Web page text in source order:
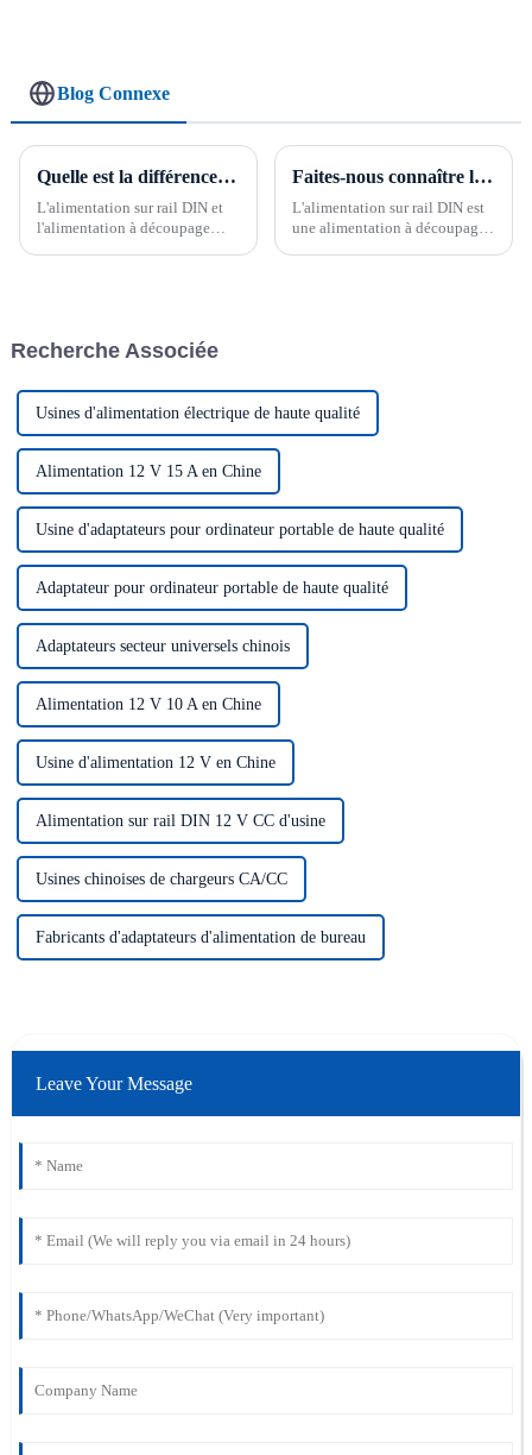
Blog Connexe
Quelle est la différence entre une alimentation sur rail DIN et une alimentation à découpage ?
L'alimentation sur rail DIN et
l'alimentation à découpage
L'alimentation sur rail DIN
Faites-nous connaître l'alimentation sur rail Din Qu'est-ce qu'une alimentation sur rail DIN ?
L'alimentation sur rail DIN est
une alimentation à découpage.
Recherche Associée
Usines d'alimentation électrique de haute qualité
Alimentation 12 V 15 A en Chine
Usine d'adaptateurs pour ordinateur portable de haute qualité
Adaptateur pour ordinateur portable de haute qualité
Adaptateurs secteur universels chinois
Alimentation 12 V 10 A en Chine
Usine d'alimentation 12 V en Chine
Alimentation sur rail DIN 12 V CC d'usine
Usines chinoises de chargeurs CA/CC
Fabricants d'adaptateurs d'alimentation de bureau
Leave Your Message